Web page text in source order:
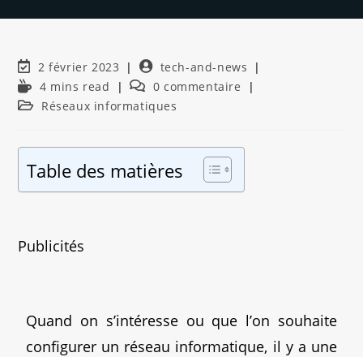
2 février 2023
tech-and-news
4 mins read
0 commentaire
Réseaux informatiques
Table des matières
Publicités
Quand on s’intéresse ou que l’on souhaite
configurer un réseau informatique, il y a une